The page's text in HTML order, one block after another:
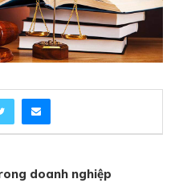
doanh nghiệp